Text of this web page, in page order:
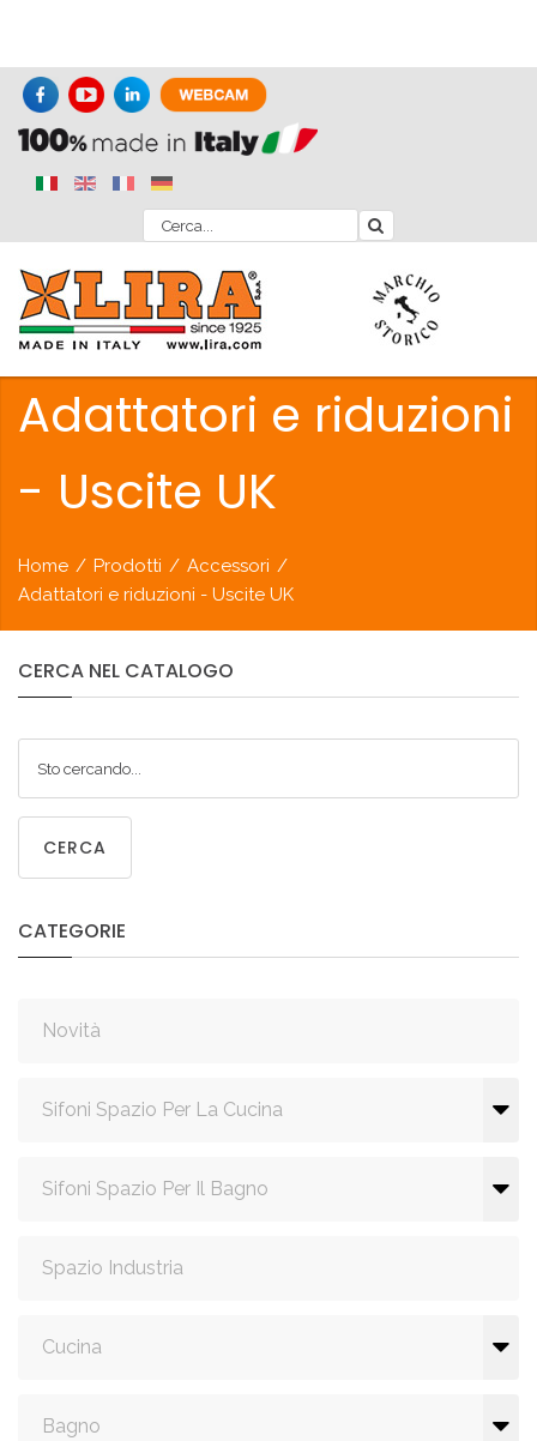
Adattatori e riduzioni
- Uscite UK
Home / Prodotti / Accessori /
Adattatori e riduzioni - Uscite UK
CERCA NEL CATALOGO
CERCA
CATEGORIE
Novità
Sifoni Spazio Per La Cucina
Sifoni Spazio Per Il Bagno
Spazio Industria
Cucina
Bagno